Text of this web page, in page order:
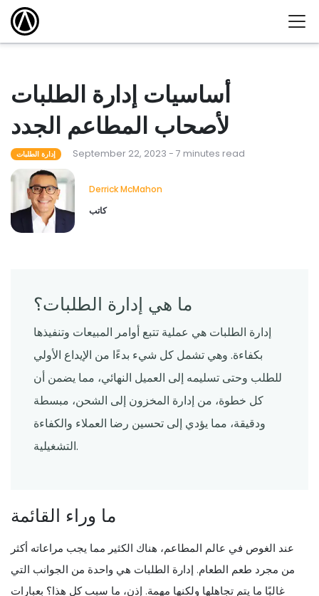
أساسيات إدارة الطلبات
لأصحاب المطاعم الجدد
إدارة الطلبات September 22, 2023 - 7 minutes read
Derrick McMahon
كاتب
ما هي إدارة الطلبات؟
إدارة الطلبات هي عملية تتبع أوامر المبيعات وتنفيذها
بكفاءة. وهي تشمل كل شيء بدءًا من الإيداع الأولي
للطلب وحتى تسليمه إلى العميل النهائي، مما يضمن أن
كل خطوة، من إدارة المخزون إلى الشحن، مبسطة
ودقيقة، مما يؤدي إلى تحسين رضا العملاء والكفاءة
التشغيلية.
ما وراء القائمة
عند الغوص في عالم المطاعم، هناك الكثير مما يجب مراعاته أكثر
من مجرد طعم الطعام. إدارة الطلبات هي واحدة من الجوانب التي
غالبًا ما يتم تجاهلها ولكنها مهمة. إذن، ما سبب كل هذا؟ بعبارات